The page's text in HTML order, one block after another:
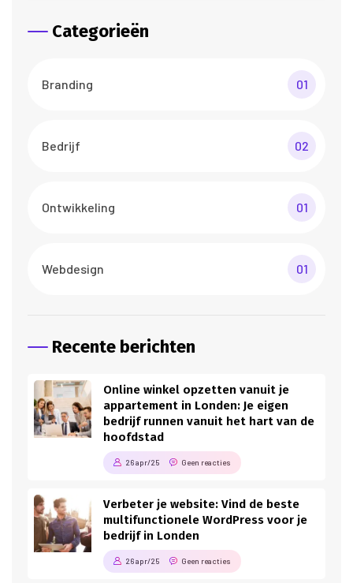
Categorieën
Branding 01
Bedrijf 02
Ontwikkeling 01
Webdesign 01
Recente berichten
Online winkel opzetten vanuit je
appartement in Londen: Je eigen
bedrijf runnen vanuit het hart van de
hoofdstad
26 apr/25 Geen reacties
Verbeter je website: Vind de beste
multifunctionele WordPress voor je
bedrijf in Londen
26 apr/25 Geen reacties